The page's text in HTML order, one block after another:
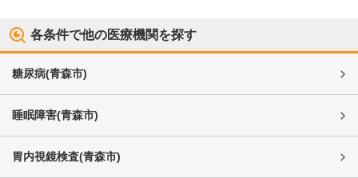
各条件で他の医療機関を探す
糖尿病(青森市)
睡眠障害(青森市)
胃内視鏡検査(青森市)